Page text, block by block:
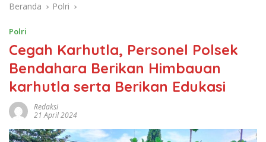
Beranda Polri
Polri
Cegah Karhutla, Personel Polsek
Bendahara Berikan Himbauan
karhutla serta Berikan Edukasi
Redaksi
21 April 2024